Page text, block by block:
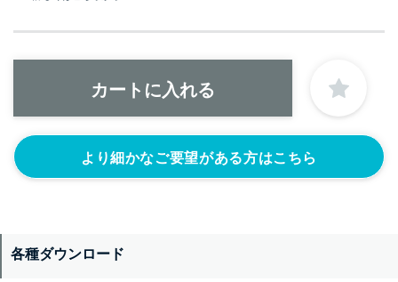
より細かなご要望がある方はこちら
各種ダウンロード